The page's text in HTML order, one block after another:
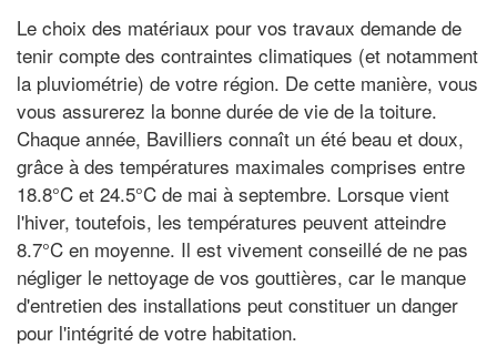
Le choix des matériaux pour vos travaux demande de
tenir compte des contraintes climatiques (et notamment
la pluviométrie) de votre région. De cette manière, vous
vous assurerez la bonne durée de vie de la toiture.
Chaque année, Bavilliers connaît un été beau et doux,
grâce à des températures maximales comprises entre
18.8°C et 24.5°C de mai à septembre. Lorsque vient
l'hiver, toutefois, les températures peuvent atteindre
8.7°C en moyenne. Il est vivement conseillé de ne pas
négliger le nettoyage de vos gouttières, car le manque
d'entretien des installations peut constituer un danger
pour l'intégrité de votre habitation.